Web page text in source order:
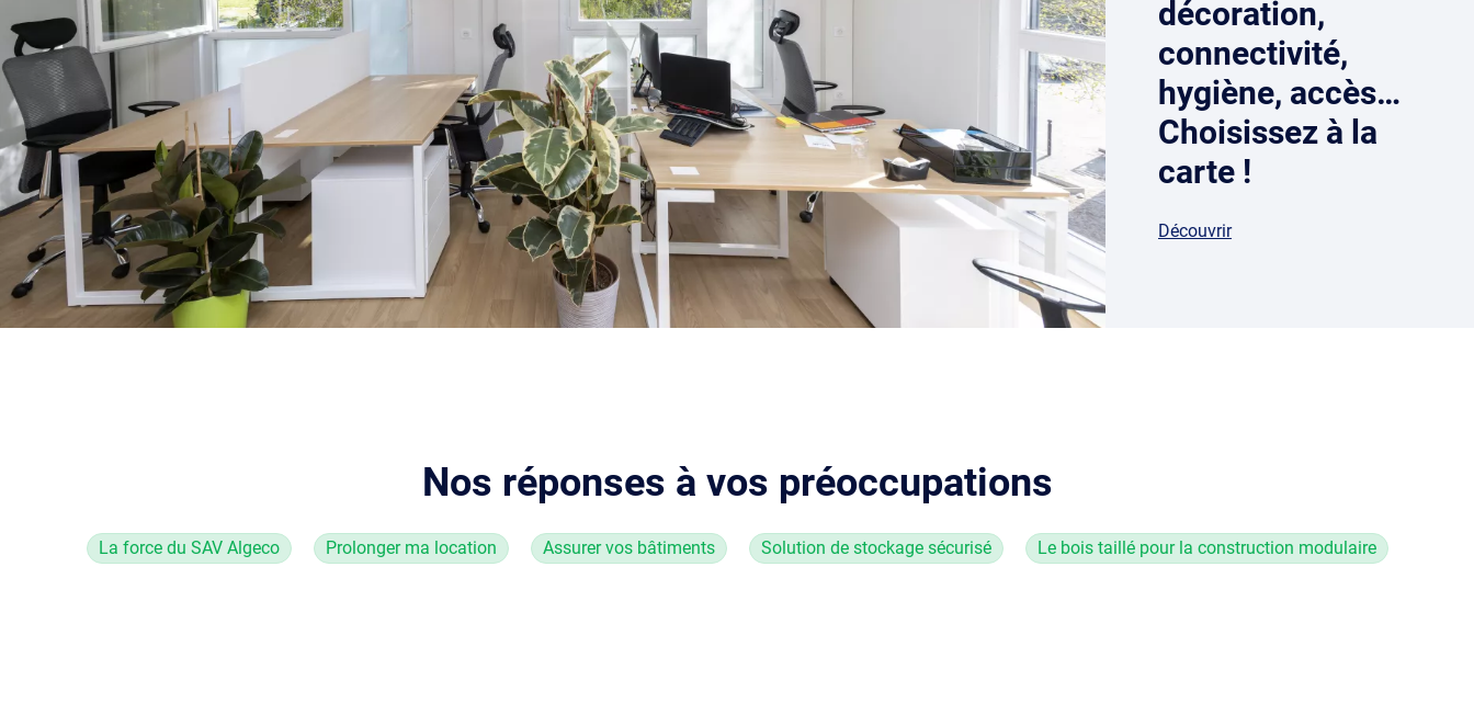
décoration,
connectivité,
hygiène, accès…
Choisissez à la
carte !
Découvrir
Nos réponses à vos préoccupations
La force du SAV Algeco Prolonger ma location Assurer vos bâtiments Solution de stockage sécurisé Le bois taillé pour la construction modulaire